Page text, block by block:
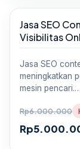
Sale
Jasa SEO
Visibilitas
Jasa SEO
meningkatkan
mesin pencari.…
Rp6.000.000
Rp